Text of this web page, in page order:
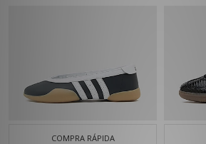
COMPRA RÁPIDA